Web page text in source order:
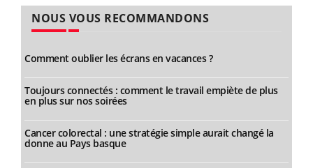
NOUS VOUS RECOMMANDONS
Comment oublier les écrans en vacances ?
Toujours connectés : comment le travail empiète de plus
en plus sur nos soirées
Cancer colorectal : une stratégie simple aurait changé la
donne au Pays basque